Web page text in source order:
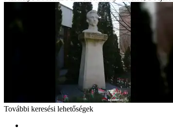
További keresési lehetőségek